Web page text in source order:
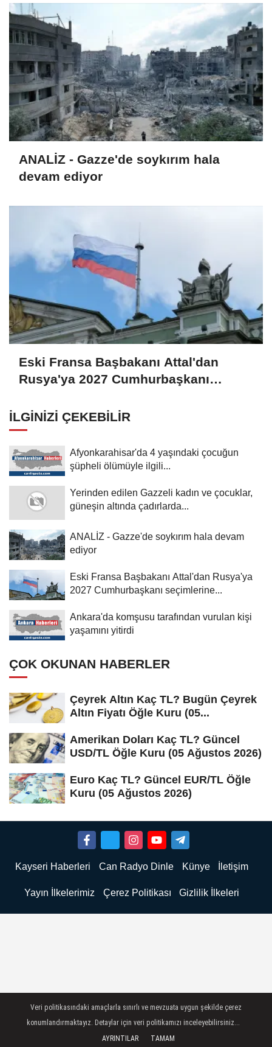
çalışıyor
ANALİZ - Gazze'de soykırım hala
devam ediyor
Eski Fransa Başbakanı Attal'dan
Rusya'ya 2027 Cumhurbaşkanı
İLGINIZI ÇEKEBILIR
Afyonkarahisar'da 4 yaşındaki çocuğun
şüpheli ölümüyle ilgili...
Yerinden edilen Gazzeli kadın ve çocuklar,
güneşin altında çadırlarda...
ANALİZ - Gazze'de soykırım hala devam
ediyor
Eski Fransa Başbakanı Attal'dan Rusya'ya
2027 Cumhurbaşkanı seçimlerine...
Ankara'da komşusu tarafından vurulan kişi
yaşamını yitirdi
ÇOK OKUNAN HABERLER
Çeyrek Altın Kaç TL? Bugün Çeyrek
Altın Fiyatı Öğle Kuru (05...
Amerikan Doları Kaç TL? Güncel
USD/TL Öğle Kuru (05 Ağustos 2026)
Euro Kaç TL? Güncel EUR/TL Öğle
Kuru (05 Ağustos 2026)
Kayseri Haberleri Can Radyo Dinle Künye İletişim
Yayın İlkelerimiz Çerez Politikası Gizlilik İlkeleri
Veri politikasındaki amaçlarla sınırlı ve mevzuata uygun şekilde çerez
konumlandırmaktayız. Detaylar için veri politikamızı inceleyebilirsiniz...
AYRINTILAR
TAMAM